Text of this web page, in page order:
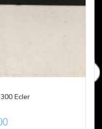
Ecler